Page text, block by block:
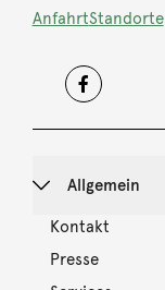
AnfahrtStandorte
Allgemein
Kontakt
Presse